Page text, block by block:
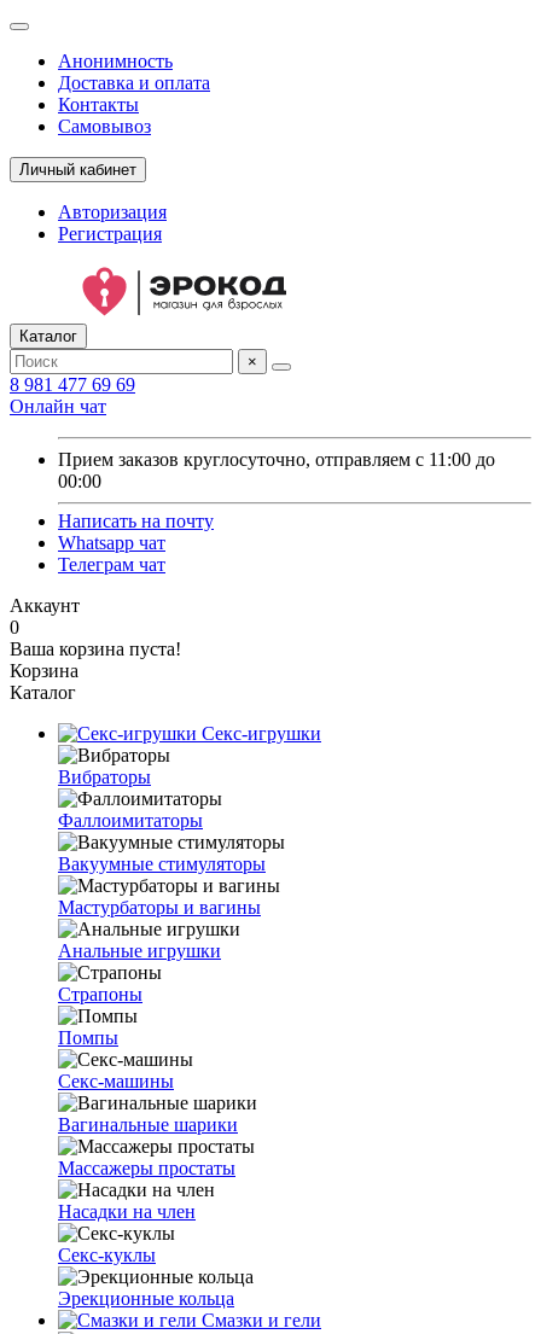
Анонимность
Доставка и оплата
Контакты
Самовывоз
Личный кабинет
Авторизация
Регистрация
Каталог
×
8 981 477 69 69
Онлайн чат
Прием заказов круглосуточно, отправляем с 11:00 до
00:00
Написать на почту
Whatsapp чат
Телеграм чат
Аккаунт
0
Ваша корзина пуста!
Корзина
Каталог
Секс-игрушки
Вибраторы
Фаллоимитаторы
Вакуумные стимуляторы
Мастурбаторы и вагины
Анальные игрушки
Страпоны
Помпы
Секс-машины
Вагинальные шарики
Массажеры простаты
Насадки на член
Секс-куклы
Эрекционные кольца
Смазки и гели